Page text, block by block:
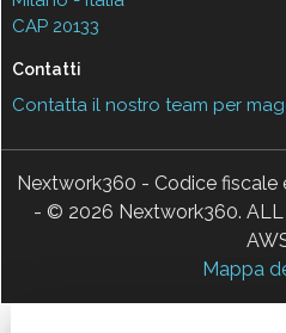
CAP 20133
Contatti
Contatta il nostro team per
Nextwork360 - Codice fiscale
- © 2026 Nextwork360. ALL
Mappa